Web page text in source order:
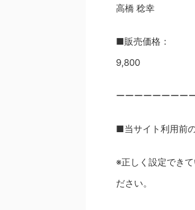
高橋 稔幸
■販売価格：
9,800
ーーーーーーーー
■当サイト利用前
※正しく設定でき
ださい。